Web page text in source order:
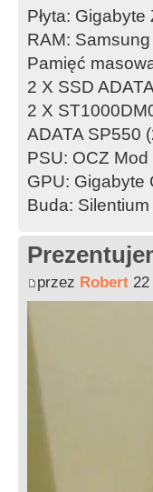
Płyta:
RAM:
Pamięć
2 X SSD
2 X
ADATA SP550
PSU: OCZ
GPU: Gigabyte
Buda:
przez Robert